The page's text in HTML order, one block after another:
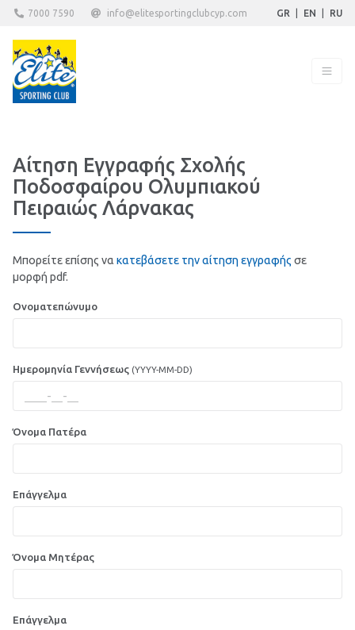
7000 7590 info@elitesportingclubcyp.com GR EN RU
Αίτηση Εγγραφής Σχολής
Ποδοσφαίρου Ολυμπιακού
Πειραιώς Λάρνακας
Μπορείτε επίσης να κατεβάσετε την αίτηση εγγραφής σε
μορφή pdf.
Ονοματεπώνυμο
Ημερομηνία Γεννήσεως (YYYY-MM-DD)
Όνομα Πατέρα
Επάγγελμα
Όνομα Μητέρας
Επάγγελμα